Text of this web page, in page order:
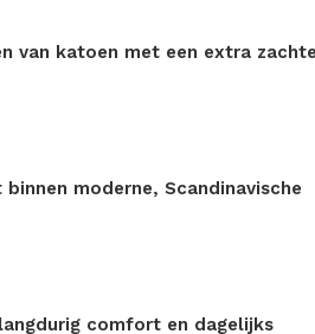
van katoen met een extra zachte
moderne, Scandinavische
comfort en dagelijks